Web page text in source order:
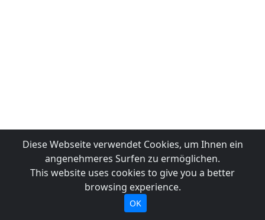
Diese Webseite verwendet Cookies, um Ihnen ein
angenehmeres Surfen zu ermöglichen.
This website uses cookies to give you a better
browsing experience.
OK